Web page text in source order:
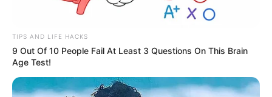
TIPS AND LIFE HACKS
9 Out Of 10 People Fail At Least 3 Questions On This Brain
Age Test!